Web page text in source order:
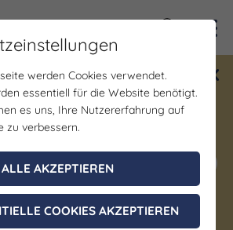
Date mit Saale-
vom 1.7. - 18.12.
Jetzt mitmachen
werden Cookies verwendet.
essentiell für die Website benötigt.
es uns, Ihre Nutzererfahrung auf
zu verbessern.
ALLE AKZEPTIEREN
COOKIES AKZEPTIEREN